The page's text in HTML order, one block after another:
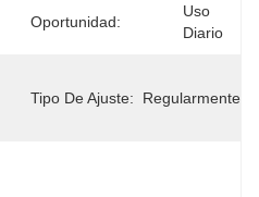
Oportunidad:
Uso
Diario
Tipo De Ajuste: Regularmente